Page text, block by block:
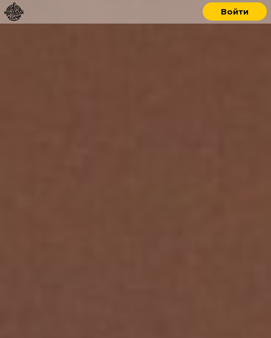
Войти